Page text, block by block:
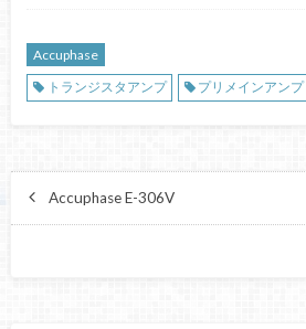
Accuphase
トランジスタアンプ
プリメインアンプ
Accuphase E-306V